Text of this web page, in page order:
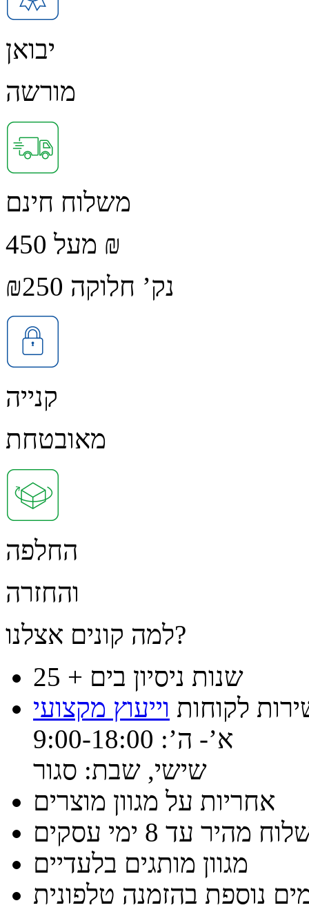
יבואן
מורשה
משלוח חינם
מעל 450 ₪
נק’ חלוקה ₪250
קנייה
מאובטחת
החלפה
והחזרה
למה קונים אצלנו?
25 + שנות ניסיון בים
לקוחות וייעוץ מקצועי
א’- ה’: 9:00-18:00
שישי, שבת: סגור
אחריות על מגוון מוצרים
מהיר עד 8 ימי עסקים
מגוון מותגים בלעדיים
נוספת בהזמנה טלפונית